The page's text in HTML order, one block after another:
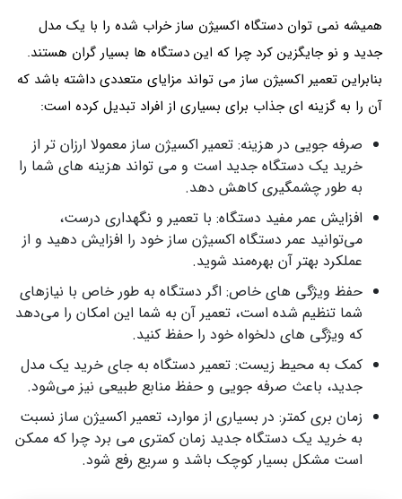
همیشه نمی توان دستگاه اکسیژن ساز خراب شده را با یک مدل
جدید و نو جایگزین کرد چرا که این دستگاه ها بسیار گران هستند.
بنابراین تعمیر اکسیژن ساز می تواند مزایای متعددی داشته باشد که
آن را به گزینه ای جذاب برای بسیاری از افراد تبدیل کرده است:
صرفه جویی در هزینه: تعمیر اکسیژن ساز معمولا ارزان تر از
خرید یک دستگاه جدید است و می تواند هزینه های شما را
به طور چشمگیری کاهش دهد.
افزایش عمر مفید دستگاه: با تعمیر و نگهداری درست،
می‌توانید عمر دستگاه اکسیژن ساز خود را افزایش دهید و از
عملکرد بهتر آن بهره‌مند شوید.
حفظ ویژگی های خاص: اگر دستگاه به طور خاص با نیازهای
شما تنظیم شده است، تعمیر آن به شما این امکان را می‌دهد
که ویژگی های دلخواه خود را حفظ کنید.
کمک به محیط‌ زیست: تعمیر دستگاه به جای خرید یک مدل
جدید، باعث صرفه جویی و حفظ منابع طبیعی نیز می‌شود.
زمان بری کمتر: در بسیاری از موارد، تعمیر اکسیژن ساز نسبت
به خرید یک دستگاه جدید زمان کمتری می برد چرا که ممکن
است مشکل بسیار کوچک باشد و سریع رفع شود.